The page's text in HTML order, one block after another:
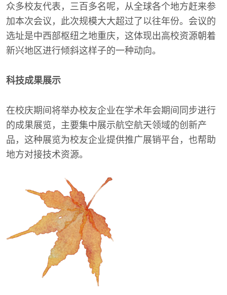
众多校友代表，三百多名呢，从全球各个地方赶来参
加本次会议，此次规模大大超过了以往年份。会议的
选址是中西部枢纽之地重庆，这体现出高校资源朝着
新兴地区进行倾斜这样子的一种动向。
科技成果展示
在校庆期间将举办校友企业在学术年会期间同步进行
的成果展览，主要集中展示航空航天领域的创新产
品，这种展览为校友企业提供推广展销平台，也帮助
地方对接技术资源。